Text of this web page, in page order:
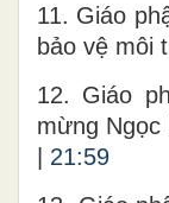
11. Giáo
bảo vệ môi
12. Giáo
mừng Ngọc
21:59